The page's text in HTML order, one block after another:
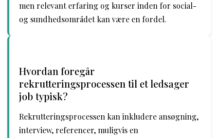
men relevant erfaring og kurser inden for social-
og sundhedsområdet kan være en fordel.
Hvordan foregår
rekrutteringsprocessen til et ledsager
job typisk?
Rekrutteringsprocessen kan inkludere ansøgning,
interview, referencer, muligvis en